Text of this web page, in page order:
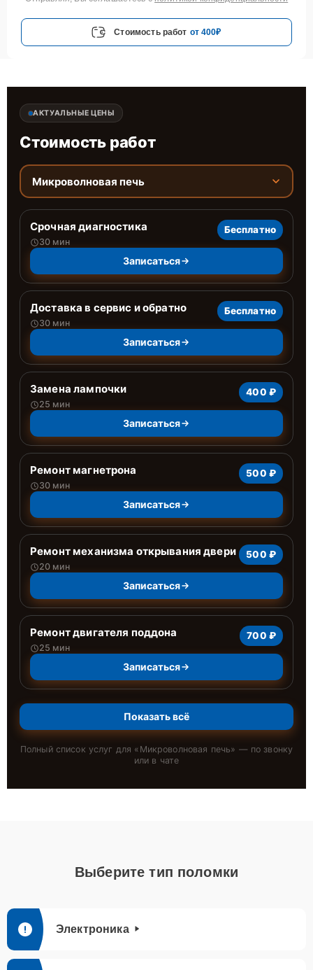
Стоимость работ от 400₽
АКТУАЛЬНЫЕ ЦЕНЫ
Стоимость работ
Микроволновая печь
Срочная диагностика
30 мин
Бесплатно
Записаться
Доставка в сервис и обратно
30 мин
Бесплатно
Записаться
Замена лампочки
25 мин
400 ₽
Записаться
Ремонт магнетрона
30 мин
500 ₽
Записаться
Ремонт механизма открывания двери
20 мин
500 ₽
Записаться
Ремонт двигателя поддона
25 мин
700 ₽
Записаться
Показать всё
Полный список услуг для « Микроволновая печь» — по звонку
или в чате
Выберите тип поломки
Электроника